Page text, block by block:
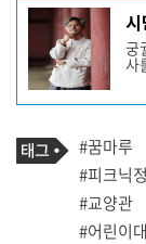
기
사
작
성
자
프
필
궁
사
기
사
관
련
태
그
태
그
#꿈마루
#피크닉
#교양관
#어린이